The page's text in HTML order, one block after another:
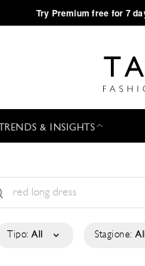
·Try Premium free for 7
TRENDS & INSIGHTS
Tipo: All Stagione: